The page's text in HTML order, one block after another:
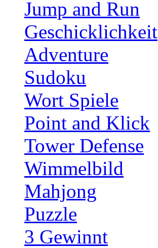
Jump and Run
Geschicklichkeit
Adventure
Sudoku
Wort Spiele
Point and Klick
Tower Defense
Wimmelbild
Mahjong
Puzzle
3 Gewinnt